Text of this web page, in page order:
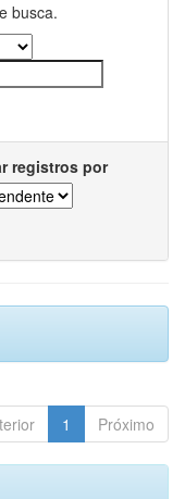
busca.
registros por
1 Próximo